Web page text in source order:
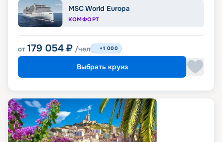
MSC World Europa
КОМФОРТ
от 179 054 ₽ /чел +1 000
Выбрать круиз